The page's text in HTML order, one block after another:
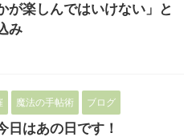
が楽しんではいけない」と
み
魔法の手帖術 ブログ
日はあの日です！